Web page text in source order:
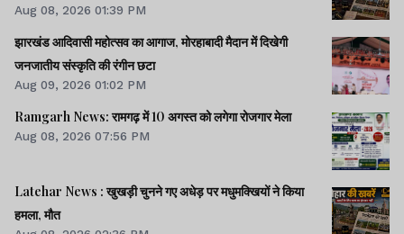
Aug 08, 2026 01:39 PM
झारखंड आदिवासी महोत्सव का आगाज, मोरहाबादी मैदान में दिखेगी
जनजातीय संस्कृति की रंगीन छटा
Aug 09, 2026 01:02 PM
Ramgarh News: रामगढ़ में 10 अगस्त को लगेगा रोजगार मेला
Aug 08, 2026 07:56 PM
Latehar News : खुखड़ी चुनने गए अधेड़ पर मधुमक्खियों ने किया
हमला, मौत